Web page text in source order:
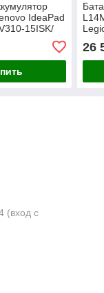
IdeaPad
15ISK/
26
(вход с